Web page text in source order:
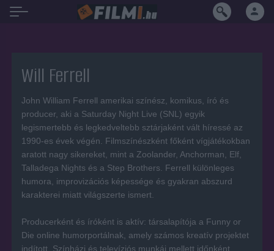
Will Ferrell
John William Ferrell amerikai színész, komikus, író és
producer, aki a Saturday Night Live (SNL) egyik
legismertebb és legkedveltebb sztárjaként vált híressé az
1990-es évek végén. Filmszínészként főként vígjátékokban
aratott nagy sikereket, mint a Zoolander, Anchorman, Elf,
Talladega Nights és a Step Brothers. Ferrell különleges
humora, improvizációs képessége és gyakran abszurd
karakterei miatt világszerte ismert.
Producerként és íróként is aktív: társalapítója a Funny or
Die online humorportálnak, amely számos kreatív projektet
indított. Színházi és televíziós munkái mellett időnként